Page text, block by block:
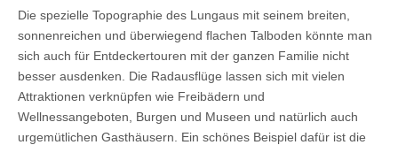
Die spezielle Topographie des Lungaus mit seinem breiten,
sonnenreichen und überwiegend flachen Talboden könnte man
sich auch für Entdeckertouren mit der ganzen Familie nicht
besser ausdenken. Die Radausflüge lassen sich mit vielen
Attraktionen verknüpfen wie Freibädern und
Wellnessangeboten, Burgen und Museen und natürlich auch
urgemütlichen Gasthäusern. Ein schönes Beispiel dafür ist die